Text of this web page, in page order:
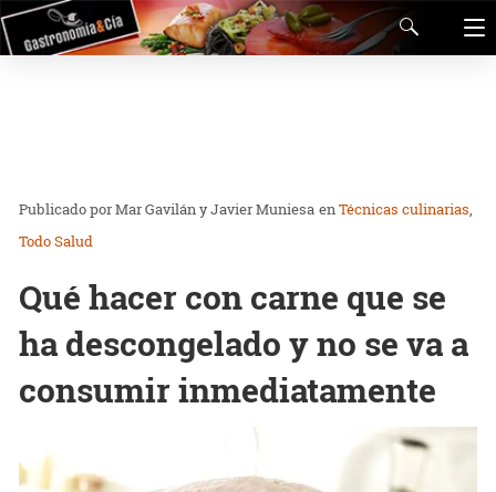
Mar Gavilán y Javier Muniesa enTécnicas culinarias
Todo Salud
Qué hacer con carne que se
ha descongelado y no se va a
consumir inmediatamente